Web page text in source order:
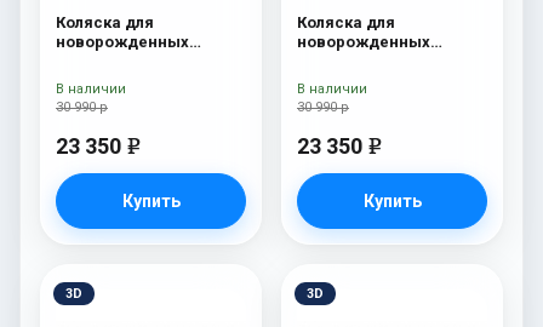
Коляска для
новорожденных
White) Red Lux
30 990 р
23 350 e
Купить
В наличии
Коляска для
новорожденных
White) Borduex
30 990 р
23 350 e
Купить
В наличии
3D 3D